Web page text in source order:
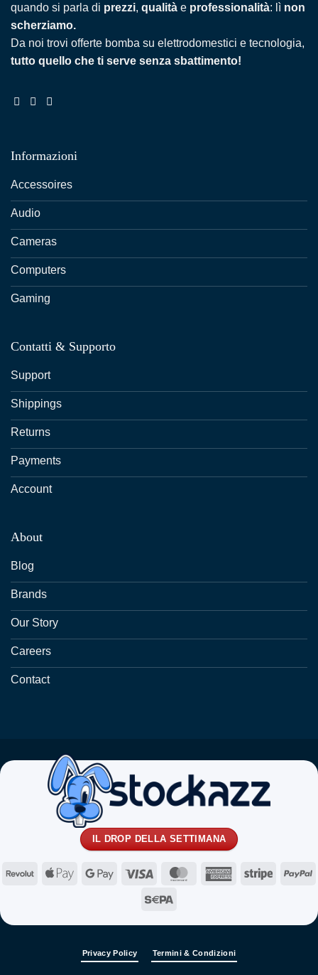
quando si parla di prezzi, qualità e professionalità: lì non
scherziamo.
Da noi trovi offerte bomba su elettrodomestici e tecnologia,
tutto quello che ti serve senza sbattimento!
Informazioni
Accessoires
Audio
Cameras
Computers
Gaming
Contatti & Supporto
Support
Shippings
Returns
Payments
Account
About
Blog
Brands
Our Story
Careers
Contact
IL DROP DELLA SETTIMANA
RevolutApple
Google
Visa MasterCardAmericanStripe
Privacy Policy Termini & Condizioni